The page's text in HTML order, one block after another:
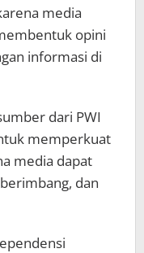
media
opini
informasi di
dari PWI
memperkuat
media dapat
dan